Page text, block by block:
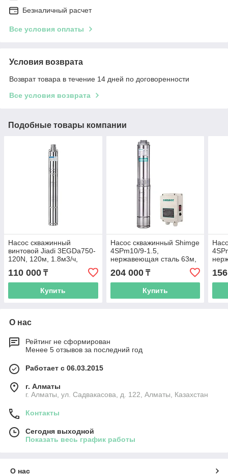
Безналичный расчет
Все условия оплаты
Условия возврата
Возврат товара в течение 14 дней по договоренности
Все условия возврата
Подобные товары компании
Насос скважинный
винтовой Jiadi 3EGDa750-
120N, 120м, 1.8м3/ч,
110 000 ₸
Купить
Насос скважинный Shimge
4SPm10/9-1.5,
нержавеющая сталь 63м,
12.6м3/ч, 4"(100мм)
204 000₸
Купить
О нас
Рейтинг не сформирован
Менее 5 отзывов за последний год
Работает с 06.03.2015
г. Алматы
г. Алматы, ул. Садвакасова, д. 122, Алматы, Казахстан
Контакты
Сегодня выходной
Показать весь график работы
О нас